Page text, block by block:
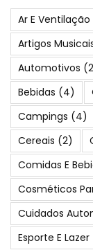
Ar E Ventilação
Artigos
Automotivos
Bebidas (4)
Campings (4)
Cereais (2)
Comidas E
Cosméticos
Cuidados
Esporte E Lazer